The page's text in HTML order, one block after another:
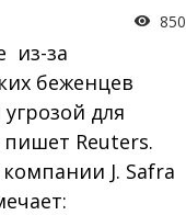
850
из-за
беженцев
для
Reuters.
J. Safra